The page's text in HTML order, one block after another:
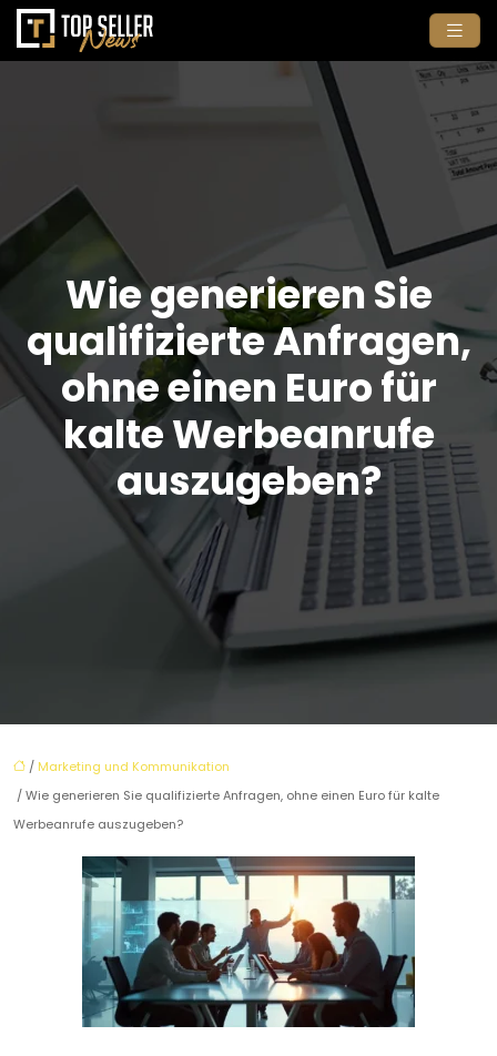
Wie generieren Sie
qualifizierte Anfragen,
ohne einen Euro für
kalte Werbeanrufe
auszugeben?
/ Marketing und Kommunikation
/ Wie generieren Sie qualifizierte Anfragen, ohne einen Euro für kalte
Werbeanrufe auszugeben?